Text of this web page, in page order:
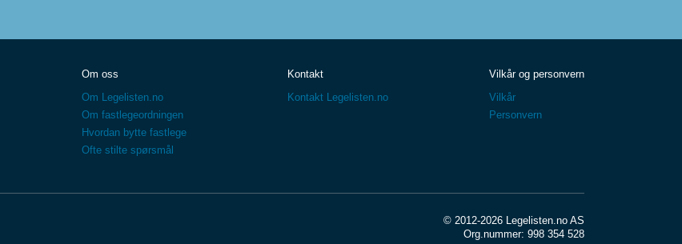
Om oss
Om Legelisten.no
Om fastlegeordningen
Hvordan bytte fastlege
Ofte stilte spørsmål
Kontakt
Kontakt Legelisten.no
Vilkår og personvern
Vilkår
Personvern
© 2012-2026 Legelisten.no AS
Org.nummer: 998 354 528